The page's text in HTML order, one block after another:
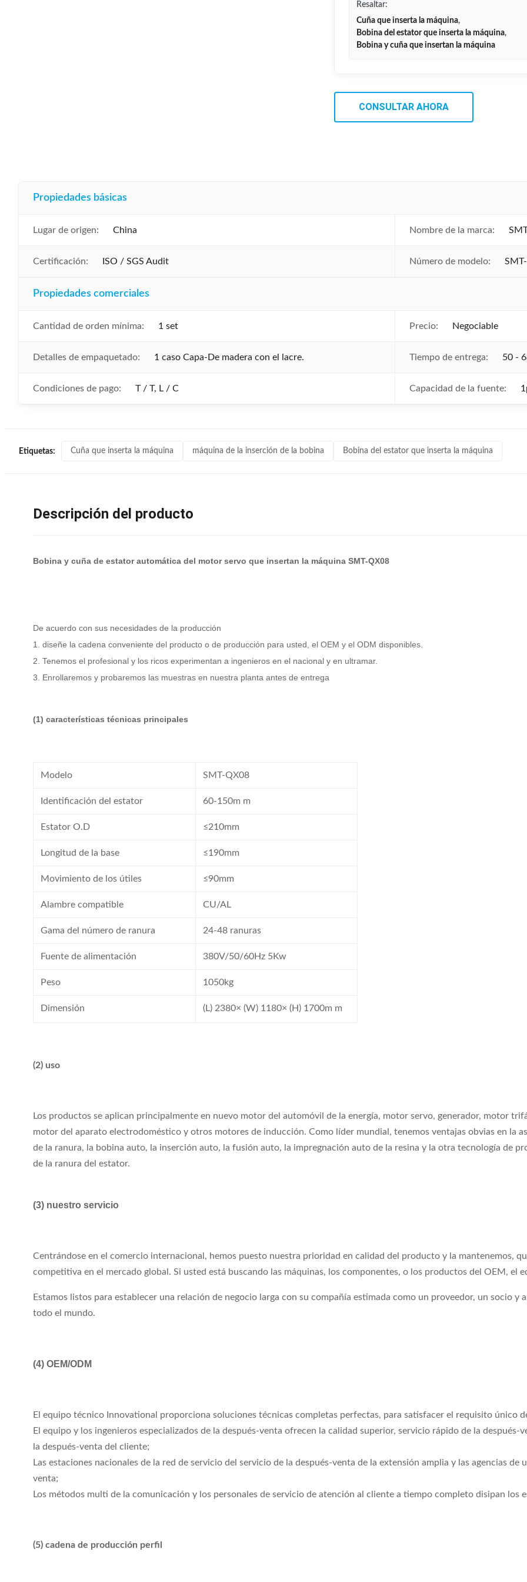
Resaltar:
Cuña que inserta la máquina,
Bobina del estator que inserta la máquina,
Bobina y cuña que insertan la máquina
CONSULTAR AHORA
Propiedades básicas
Lugar de origen: China Nombre de la marca:
Certificación: ISO / SGS Audit Número de modelo:
Propiedades comerciales
Cantidad de orden mínima: 1 set Precio: Negociable
Detalles de empaquetado: 1 caso Capa-De madera con el lacre. Tiempo de entrega: 50 -
Condiciones de pago: T / T, L / C Capacidad de la fuente:
Etiquetas: Cuña que inserta la máquina máquina de la inserción de la bobina Bobina del estator que inserta la máquina
Descripción del producto
Bobina y cuña de estator automática del motor servo que insertan la máquina SMT-QX08
De acuerdo con sus necesidades de la producción
1. diseñe la cadena conveniente del producto o de producción para usted, el OEM y el ODM disponibles.
2. Tenemos el profesional y los ricos experimentan a ingenieros en el nacional y en ultramar.
3. Enrollaremos y probaremos las muestras en nuestra planta antes de entrega
(1) características técnicas principales
Modelo SMT-QX08
Identificación del estator 60-150m m
Estator O.D ≤210mm
Longitud de la base ≤190mm
Movimiento de los útiles ≤90mm
Alambre compatible CU/AL
Gama del número de ranura 24-48 ranuras
Fuente de alimentación 380V/50/60Hz 5Kw
Peso 1050kg
Dimensión (L) 2380× (W) 1180× (H) 1700m m
(2) uso
Los productos se aplican principalmente en nuevo motor del automóvil de la energía, motor servo, generador, motor
motor del aparato electrodoméstico y otros motores de inducción. Como líder mundial, tenemos ventajas obvias en la
de la ranura, la bobina auto, la inserción auto, la fusión auto, la impregnación auto de la resina y la otra tecnología de
de la ranura del estator.
(3) nuestro servicio
Centrándose en el comercio internacional, hemos puesto nuestra prioridad en calidad del producto y la mantenemos,
competitiva en el mercado global. Si usted está buscando las máquinas, los componentes, o los productos del OEM, el
Estamos listos para establecer una relación de negocio larga con su compañía estimada como un proveedor, un socio y
todo el mundo.
(4) OEM/ODM
El equipo técnico Innovational proporciona soluciones técnicas completas perfectas, para satisfacer el requisito único
El equipo y los ingenieros especializados de la después-venta ofrecen la calidad superior, servicio rápido de la
la después-venta del cliente;
Las estaciones nacionales de la red de servicio del servicio de la después-venta de la extensión amplia y las agencias
venta;
Los métodos multi de la comunicación y los personales de servicio de atención al cliente a tiempo completo disipan los
(5) cadena de producción perfil